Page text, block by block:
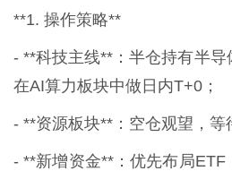
**1. 操作策略**
- **科技主线**：半仓持有半
在AI算力板块中做日内T+0；
- **资源板块**：空仓观望，等
- **新增资金**：优先布局ETF